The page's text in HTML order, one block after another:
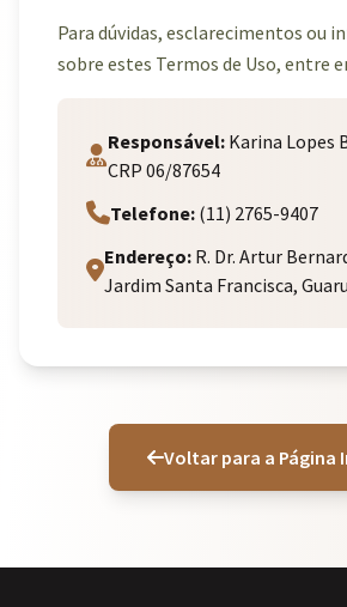
Para dúvidas, esclarecimentos ou
sobre estes Termos de Uso, entre
Responsável: Karina Lopes
CRP 06/87654
Telefone: (11) 2765-9407
Endereço: R. Dr. Artur
Jardim Santa Francisca,
Voltar para a Página